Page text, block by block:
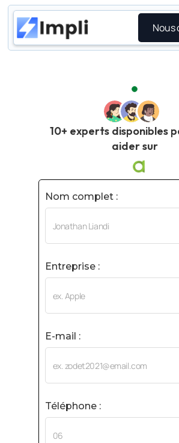
Nous
10+ experts disponibles
aider sur
Nom complet :
Entreprise :
E-mail :
Téléphone :